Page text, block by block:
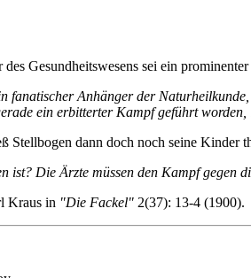
Gesundheitswesens sei ein
fanatischer Anhänger der
ein erbitterter Kampf geführt
Stellbogen dann doch noch seine Kinder
ist? Die Ärzte müssen den Kampf
Kraus in "Die Fackel" 2(37): 13-4 (1900).